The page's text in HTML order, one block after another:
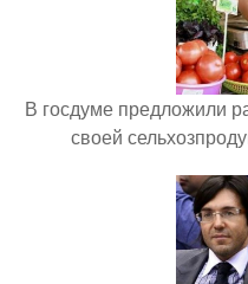
В госдуме предложили
своей